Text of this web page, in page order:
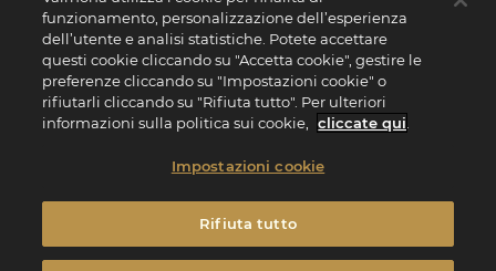
Nota sulla Certificazione
La “Certificazione B Corporation” è un logo che viene concesso in licenza da B Lab,
ente privato no profit, alle aziende che, come la nostra, hanno superato con
successo il B Impact Assessment (“BIA”) e soddisfano quindi i requisiti richiesti da B
Lab in termini di performance sociale e ambientale, responsabilità e trasparenza. Si
specifica che B Lab non è un organismo di valutazione della conformità ai sensi del
internazionale ai sensi del Regolamento (UE) n. 1025/2012. I criteri del BIA sono
distinti e autonomi rispetto agli standard armonizzati risultanti dalle norme ISO o di
nazionali o europee.
funzionamento, personalizzazione dell’esperienza
dell’utente e analisi statistiche. Potete accettare
questi cookie cliccando su "Accetta cookie", gestire le
preferenze cliccando su "Impostazioni cookie" o
rifiutarli cliccando su "Rifiuta tutto". Per ulteriori
informazioni sulla politica sui cookie,
cliccate qui
Impostazioni cookie
Rifiuta tutto